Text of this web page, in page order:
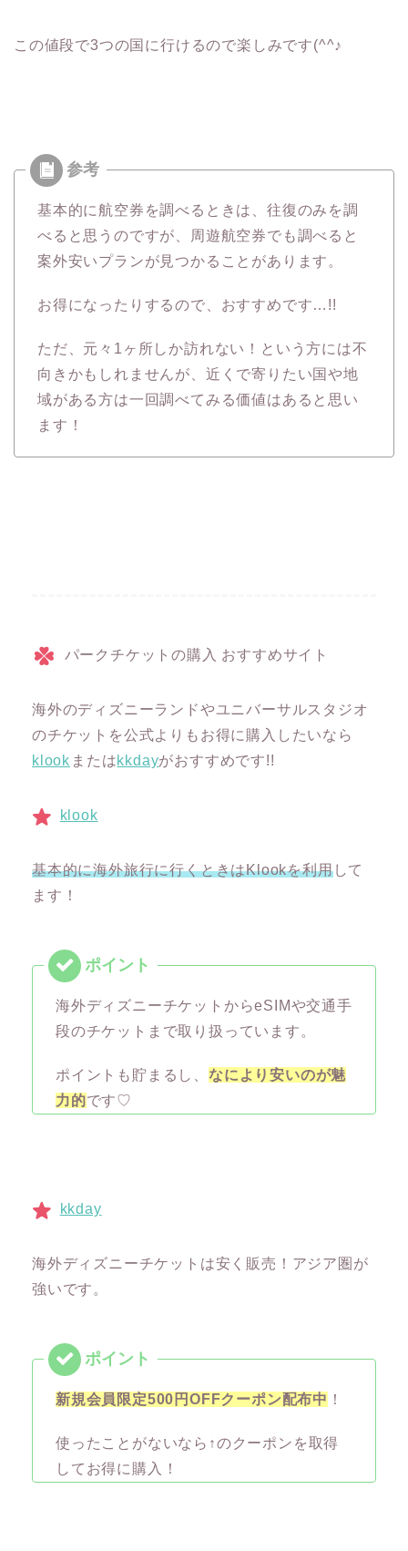
この値段で3つの国に行けるので楽しみです(^^♪
基本的に航空券を調べるときは、往復のみを調
べると思うのですが、周遊航空券でも調べると
案外安いプランが見つかることがあります。
お得になったりするので、おすすめです…!!
ただ、元々1ヶ所しか訪れない！という方には不
向きかもしれませんが、近くで寄りたい国や地
域がある方は一回調べてみる価値はあると思い
ます！
パークチケットの購入 おすすめサイト
海外のディズニーランドやユニバーサルスタジオ
のチケットを公式よりもお得に購入したいなら
klook またはkkdayがおすすめです!!
klook
基本的に海外旅行に行くときはKlookを利用して
ます！
海外ディズニーチケットからeSIMや交通手
段のチケットまで取り扱っています。
ポイントも貯まるし、 なにより安いのが魅
力的です♡
kkday
海外ディズニーチケットは安く販売！アジア圏が
強いです。
新規会員限定500円OFFクーポン配布中 ！
使ったことがないなら↑のクーポンを取得
してお得に購入！